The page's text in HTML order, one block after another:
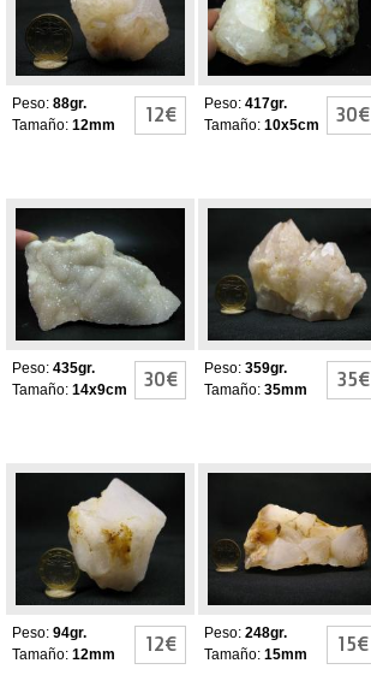
Peso: 88gr.
Tamaño: 12mm 12€ Peso: 417gr.
Tamaño: 10x5cm 30€
Cuarzo Chalcedony
Peso: 435gr.
Tamaño: 14x9cm 30€
Cuarzo calcedonia
chalcedony
Peso: 359gr.
Tamaño: 35mm 35€
Cuarzo calcedonia
chalcedony
Peso: 94gr.
Tamaño: 12mm 12€
chalcedony
Peso: 248gr.
Tamaño: 15mm 15€